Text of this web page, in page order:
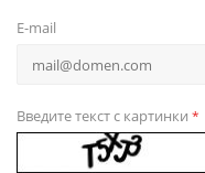
E-mail
Введите текст с картинки *